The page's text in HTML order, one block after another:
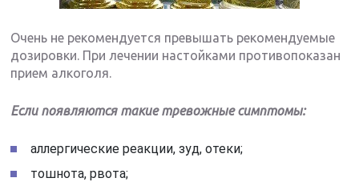
Очень не рекомендуется превышать рекомендуемые
дозировки. При лечении настойками противопоказан
прием алкоголя.
Если появляются такие тревожные симптомы:
аллергические реакции, зуд, отеки;
тошнота, рвота;